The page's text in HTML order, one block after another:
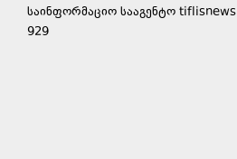
საინფორმაციო სააგენტო
929